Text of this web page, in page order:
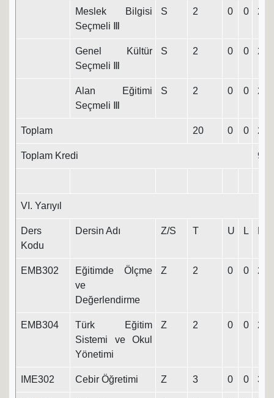
Meslek Bilgisi
Seçmeli Ⅲ
S 2 0 0 2
Genel Kültür
Seçmeli Ⅲ
S 2 0 0 2
Alan Eğitimi
Seçmeli Ⅲ
S 2 0 0 2
Toplam 20 0 0 20
Toplam Kredi 95
VI. Yarıyıl
Ders
Kodu
Dersin Adı Z/S T U L
EMB302
Eğitimde Ölçme
ve
Değerlendirme
Z 2 0 0 2
EMB304
Türk Eğitim
Sistemi ve Okul
Yönetimi
Z 2 0 0 2
IME302 Cebir Öğretimi Z 3 0 0 3